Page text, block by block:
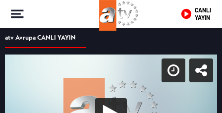
CANLI
YAYIN
atv Avrupa CANLI YAYIN